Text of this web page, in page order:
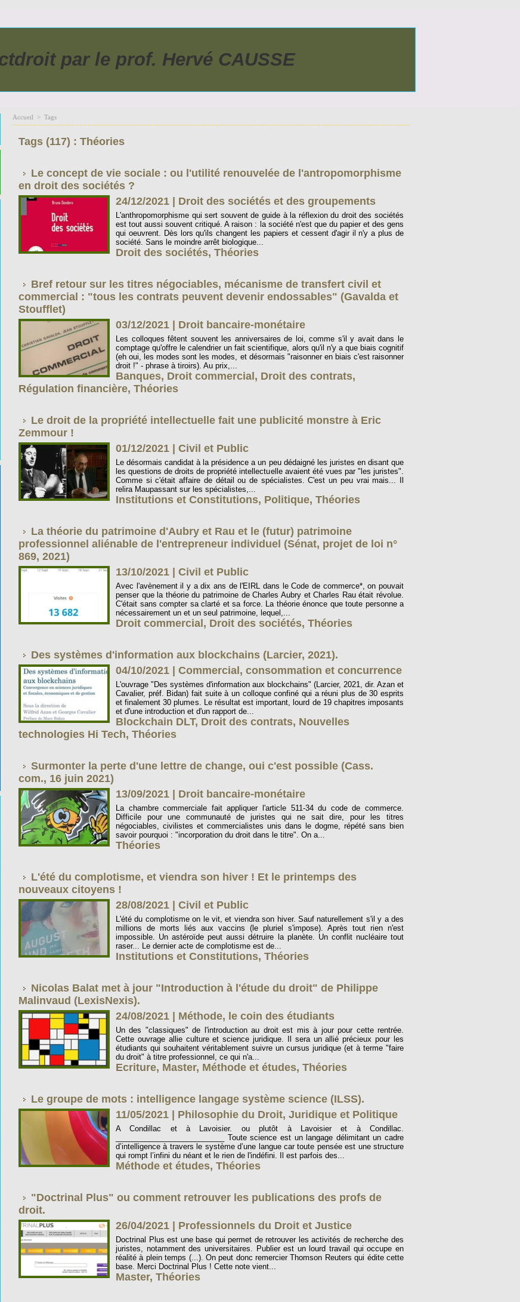
par le prof. Hervé CAUSSE
Accueil > Tags
Tags (117) : Théories
Le concept de vie sociale : ou l'utilité renouvelée de l'antropomorphisme
en droit des sociétés ?
24/12/2021
Droit des sociétés et des groupements
L'anthropomorphisme qui sert souvent de guide à la réflexion du droit des sociétés
est tout aussi souvent critiqué. A raison : la société n'est que du papier et des gens
qui oeuvrent. Dès lors qu'ils changent les papiers et cessent d'agir il n'y a plus de
société. Sans le moindre arrêt biologique...
Droit des sociétés, Théories
Bref retour sur les titres négociables, mécanisme de transfert civil et
commercial : "tous les contrats peuvent devenir endossables" (Gavalda et
Stoufflet)
03/12/2021
Droit bancaire-monétaire
Les colloques fêtent souvent les anniversaires de loi, comme s'il y avait dans le
comptage qu'offre le calendrier un fait scientifique, alors qu'il n'y a que biais cognitif
(eh oui, les modes sont les modes, et désormais "raisonner en biais c'est raisonner
droit !" - phrase à tiroirs). Au prix,...
Banques, Droit commercial , Droit des contrats,
Régulation financière, Théories
Le droit de la propriété intellectuelle fait une publicité monstre à Eric
Zemmour !
01/12/2021
Civil et Public
Le désormais candidat à la présidence a un peu dédaigné les juristes en disant que
les questions de droits de propriété intellectuelle avaient été vues par "les juristes".
Comme si c'était affaire de détail ou de spécialistes. C'est un peu vrai mais... Il
relira Maupassant sur les spécialistes,...
Institutions et Constitutions, Politique, Théories
La théorie du patrimoine d'Aubry et Rau et le (futur) patrimoine
professionnel aliénable de l'entrepreneur individuel (Sénat, projet de loi n°
869, 2021)
13/10/2021
Civil et Public
Avec l'avènement il y a dix ans de l'EIRL dans le Code de commerce*, on pouvait
penser que la théorie du patrimoine de Charles Aubry et Charles Rau était révolue.
C'était sans compter sa clarté et sa force. La théorie énonce que toute personne a
nécessairement un et un seul patrimoine, lequel,...
Droit commercial , Droit des sociétés, Théories
Des systèmes d'information aux blockchains (Larcier, 2021).
04/10/2021
Commercial, consommation et concurrence
L'ouvrage "Des systèmes d'information aux blockchains" (Larcier, 2021, dir. Azan et
Cavalier, préf. Bidan) fait suite à un colloque confiné qui a réuni plus de 30 esprits
et finalement 30 plumes. Le résultat est important, lourd de 19 chapitres imposants
et d'une introduction et d'un rapport de...
Blockchain DLT, Droit des contrats, Nouvelles
technologies Hi Tech, Théories
Surmonter la perte d'une lettre de change, oui c'est possible (Cass.
com., 16 juin 2021)
13/09/2021
Droit bancaire-monétaire
La chambre commerciale fait appliquer l'article 511-34 du code de commerce.
Difficile pour une communauté de juristes qui ne sait dire, pour les titres
négociables, civilistes et commercialistes unis dans le dogme, répété sans bien
savoir pourquoi : "incorporation du droit dans le titre". On a...
Théories
L'été du complotisme, et viendra son hiver ! Et le printemps des
nouveaux citoyens !
28/08/2021
Civil et Public
L'été du complotisme on le vit, et viendra son hiver. Sauf naturellement s'il y a des
millions de morts liés aux vaccins (le pluriel s'impose). Après tout rien n'est
impossible. Un astéroïde peut aussi détruire la planète. Un conflit nucléaire tout
raser... Le dernier acte de complotisme est de...
Institutions et Constitutions, Théories
Nicolas Balat met à jour "Introduction à l'étude du droit" de Philippe
Malinvaud (LexisNexis).
24/08/2021
Méthode, le coin des étudiants
Un des "classiques" de l'introduction au droit est mis à jour pour cette rentrée.
Cette ouvrage allie culture et science juridique. Il sera un allié précieux pour les
étudiants qui souhaitent véritablement suivre un cursus juridique (et à terme "faire
du droit" à titre professionnel, ce qui n'a...
Ecriture, Master, Méthode et études, Théories
Le groupe de mots : intelligence langage système science (ILSS).
11/05/2021
Philosophie du Droit, Juridique et Politique
A Condillac et à Lavoisier. ou plutôt à Lavoisier et à Condillac.
__________________________ Toute science est un langage délimitant un cadre
d’intelligence à travers le système d’une langue car toute pensée est une structure
qui rompt l’infini du néant et le rien de l'indéfini. Il est parfois des...
Méthode et études, Théories
"Doctrinal Plus" ou comment retrouver les publications des profs de
droit.
26/04/2021
Professionnels du Droit et Justice
Doctrinal Plus est une base qui permet de retrouver les activités de recherche des
juristes, notamment des universitaires. Publier est un lourd travail qui occupe en
réalité à plein temps (...). On peut donc remercier Thomson Reuters qui édite cette
base. Merci Doctrinal Plus ! Cette note vient...
Master, Théories